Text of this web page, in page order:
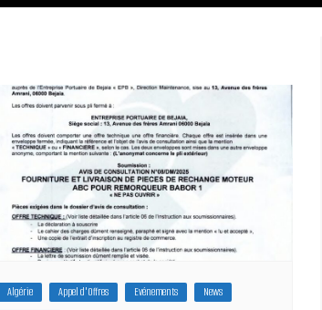
Journées
Ports
Entreprises maritimes
Nos Magazines
Media Partner
Maritimafrica Awards
Algérie Appel d'Offres Evénements
News